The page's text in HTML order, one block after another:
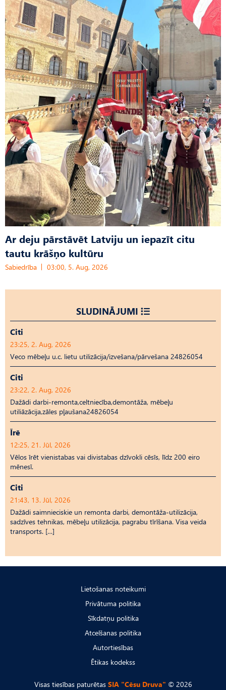
Ar deju pārstāvēt Latviju un iepazīt citu
tautu krāšņo kultūru
Sabiedrība 03:00, 5. Aug, 2026
SLUDINĀJUMI
Citi
23:25, 2. Aug, 2026
Veco mēbeļu u.c. lietu utilizācija/izvešana/pārvešana 24826054
Citi
23:22, 2. Aug, 2026
Dažādi darbi-remonta,celtniecība,demontāža, mēbeļu
utiliāzācija,zāles pļaušana24826054
Īrē
12:25, 21. Jūl, 2026
Vēlos īrēt vienistabas vai divistabas dzīvokli cēsīs, līdz 200 eiro
mēnesī.
Citi
21:43, 13. Jūl, 2026
Dažādi saimnieciskie un remonta darbi, demontāža-utilizācija,
sadzīves tehnikas, mēbeļu utilizācija, pagrabu tīrīšana. Visa veida
transports. […]
Lietošanas noteikumi
Privātuma politika
Sīkdatņu politika
Atcelšanas politika
Autortiesības
Ētikas kodekss
Visas tiesības paturētas SIA "Cēsu Druva" © 2026